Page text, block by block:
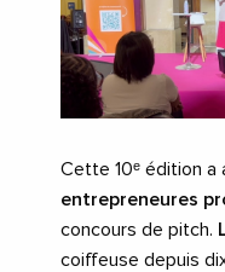
Cette 10ᵉ édition a
entrepreneures
concours de pitch.
coiffeuse depuis